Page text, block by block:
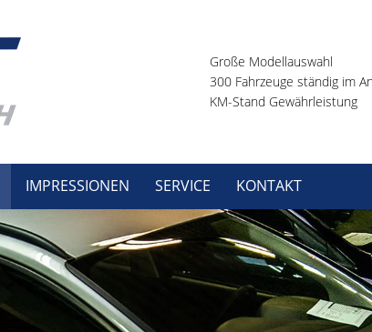
Große Modellauswahl
300 Fahrzeuge ständig im
KM-Stand Gewährleistung
IMPRESSIONEN SERVICE KONTAKT